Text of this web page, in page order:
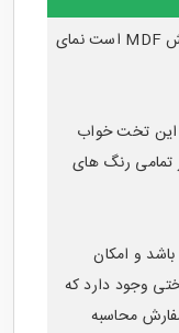
تمام روکش MDF است نمای
تخت خواب
رنگ های
و امکان
وجود دارد که
محاسبه